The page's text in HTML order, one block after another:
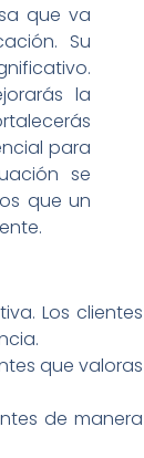
que va
Su
la
para
se
que un
Los clientes
que valoras
de manera